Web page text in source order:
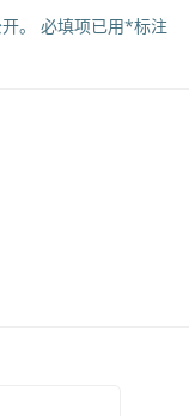
。 必填项已用*标注